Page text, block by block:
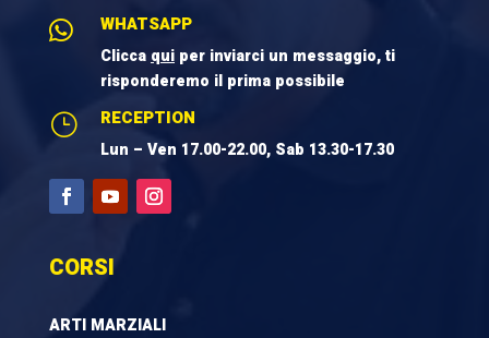
 WHATSAPP
Clicca quiper inviarci un messaggio, ti
risponderemo il prima possibile
} RECEPTION
Lun – Ven 17.00-22.00, Sab 13.30-17.30
CORSI
ARTI MARZIALI